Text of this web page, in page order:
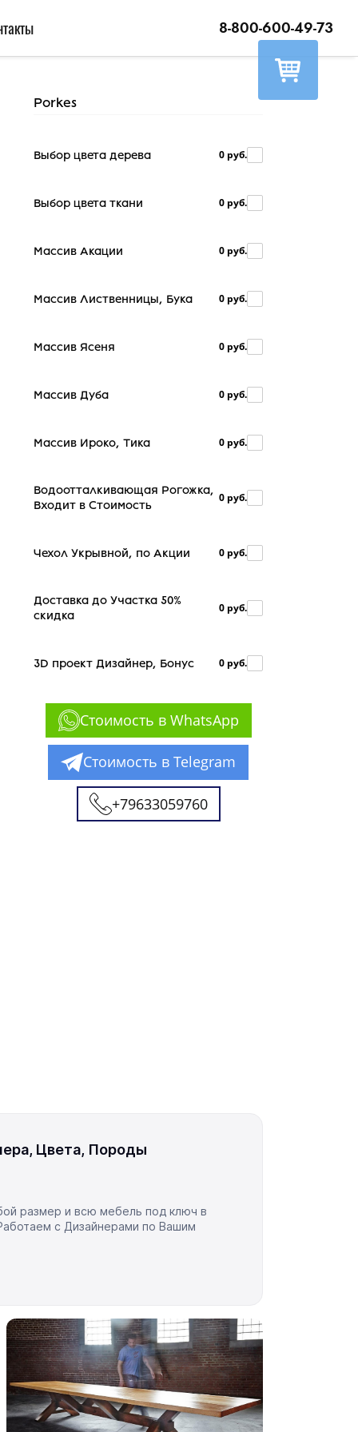
8-800-600-49-73
Porkes
Выбор цвета дерева 0 руб.
Выбор цвета ткани 0 руб.
Массив Акации 0 руб.
Массив Лиственницы, Бука 0 руб.
Массив Ясеня 0 руб.
Массив Дуба 0 руб.
Массив Ироко, Тика 0 руб.
Водоотталкивающая Рогожка,
Входит в Стоимость
0 руб.
Чехол Укрывной, по Акции 0 руб.
Доставка до Участка 50%
скидка
0 руб.
3D проект Дизайнер, Бонус 0 руб.
Стоимость в WhatsApp
Стоимость в Telegram
+79633059760
Цвета, Породы
размер и всю мебель под ключ в
с Дизайнерами по Вашим